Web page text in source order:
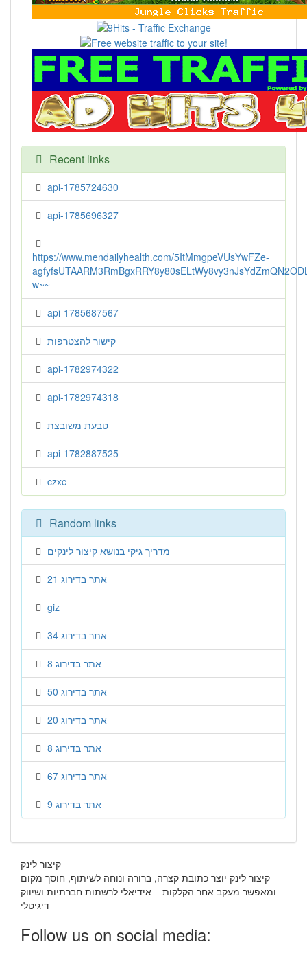
Recent links
api-1785724630
api-1785696327
https://www.mendailyhealth.com/5ItMmgpeVUsYwFZe-
w~~
api-1785687567
קישור להצטרפות
api-1782974322
api-1782974318
טבעת משובצת
api-1782887525
czxc
Random links
מדריך גיקי בנושא קיצור לינקים
אתר בדירוג 21
giz
אתר בדירוג 34
אתר בדירוג 8
אתר בדירוג 50
אתר בדירוג 20
אתר בדירוג 8
אתר בדירוג 67
אתר בדירוג 9
קיצור לינק
קיצור לינק יוצר כתובת קצרה, ברורה ונוחה לשיתוף, חוסך מקום
ומאפשר מעקב אחר הקלקות – אידיאלי לרשתות חברתיות ושיווק
דיגיטלי
Follow us on social media: